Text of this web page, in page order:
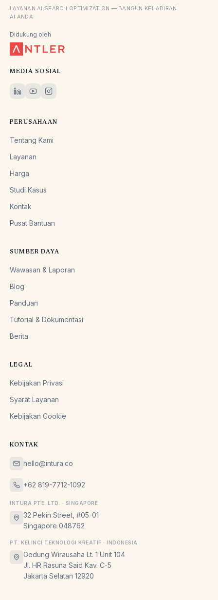
LAYANAN AI SEARCH OPTIMIZATION — BANGUN KEHADIRAN
AI ANDA
Didukung oleh
MEDIA SOSIAL
PERUSAHAAN
Tentang Kami
Layanan
Harga
Studi Kasus
Kontak
Pusat Bantuan
SUMBER DAYA
Wawasan & Laporan
Blog
Panduan
Tutorial & Dokumentasi
Berita
LEGAL
Kebijakan Privasi
Syarat Layanan
Kebijakan Cookie
KONTAK
hello@intura.co
+62 819-7712-1092
INTURA PTE. LTD. · SINGAPORE
32 Pekin Street, #05-01
Singapore 048762
PT. KELINCI TEKNOLOGI KREATIF · INDONESIA
Gedung Wirausaha Lt. 1 Unit 104
Jl. HR Rasuna Said Kav. C-5
Jakarta Selatan 12920